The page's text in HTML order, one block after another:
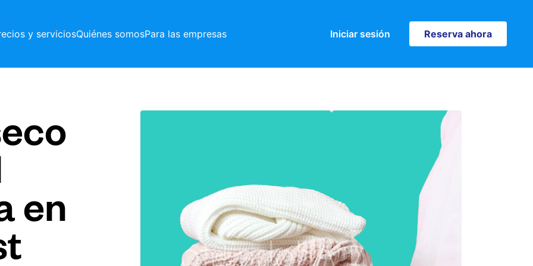
y serviciosQuiénes somosPara las empresas Iniciar sesión Reserva ahora
Reserva ahora
en